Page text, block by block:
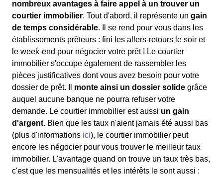
nombreux avantages à faire appel à un trouver un
courtier immobilier. Tout d'abord, il représente un gain
de temps considérable. Il se rend pour vous dans les
établissements prêteurs : fini les allers-retours le soir et
le week-end pour négocier votre prêt ! Le courtier
immobilier s'occupe également de rassembler les
pièces justificatives dont vous avez besoin pour votre
dossier de prêt. Il monte ainsi un dossier solide grâce
auquel aucune banque ne pourra refuser votre
demande. Le courtier immobilier est aussi un gain
d'argent. Bien que les taux n'aient jamais été aussi bas
(plus d'informations ici), le courtier immobilier peut
encore les négocier pour vous trouver le meilleur taux
immobilier. L'avantage quand on trouve un taux très bas,
c'est que les mensualités et les intérêts le sont aussi :